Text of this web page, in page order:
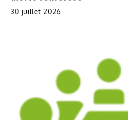
30 juillet 2026